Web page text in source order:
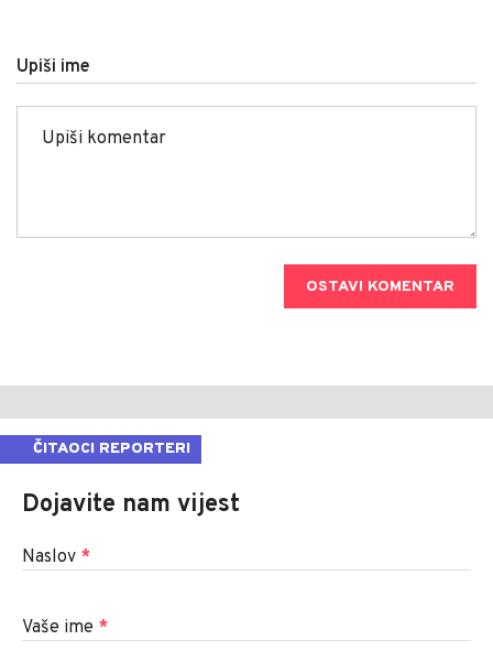
Upiši ime
OSTAVI KOMENTAR
ČITAOCI REPORTERI
Dojavite nam vijest
Naslov *
Vaše ime *